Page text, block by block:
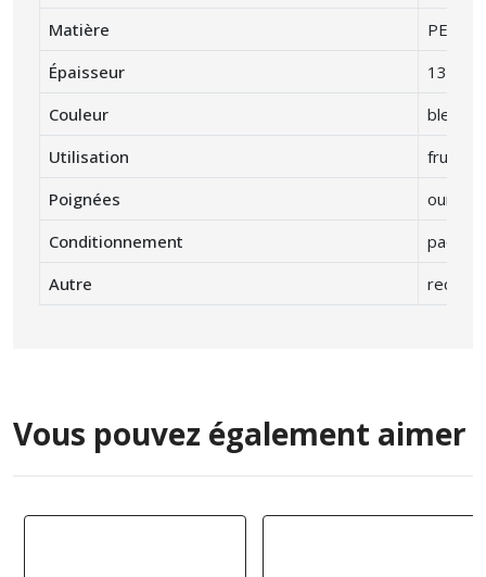
Matière
PEBD
Épaisseur
13 μ
Couleur
bleu
Utilisation
fruits
Poignées
oui
Conditionnement
paquet
Autre
Vous pouvez également aimer